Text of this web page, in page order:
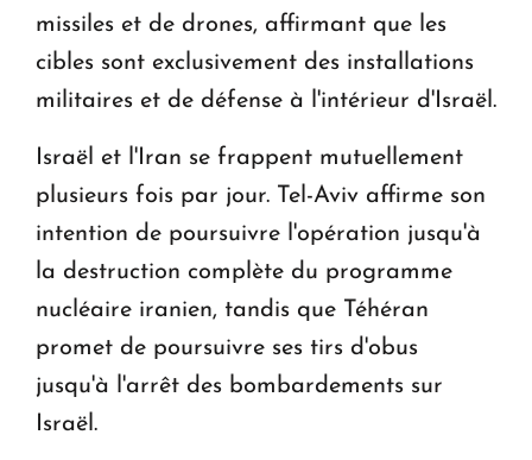
missiles et de drones, affirmant que les
cibles sont exclusivement des installations
militaires et de défense à l'intérieur d'Israël.
Israël et l'Iran se frappent mutuellement
plusieurs fois par jour. Tel-Aviv affirme son
intention de poursuivre l'opération jusqu'à
la destruction complète du programme
nucléaire iranien, tandis que Téhéran
promet de poursuivre ses tirs d'obus
jusqu'à l'arrêt des bombardements sur
Israël.